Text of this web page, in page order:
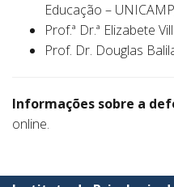
Educação –
Prof.ª Dr.ª Elizabete
Prof. Dr. Douglas
Informações sobre a
online.